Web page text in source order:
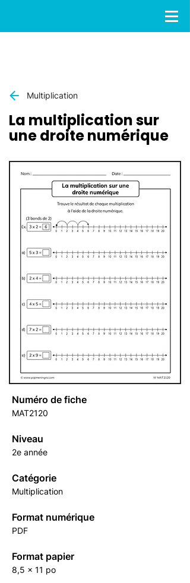
Multiplication
La multiplication sur
une droite numérique
Numéro de fiche
MAT2120
Niveau
2e année
Catégorie
Multiplication
Format numérique
PDF
Format papier
8,5 x 11 po